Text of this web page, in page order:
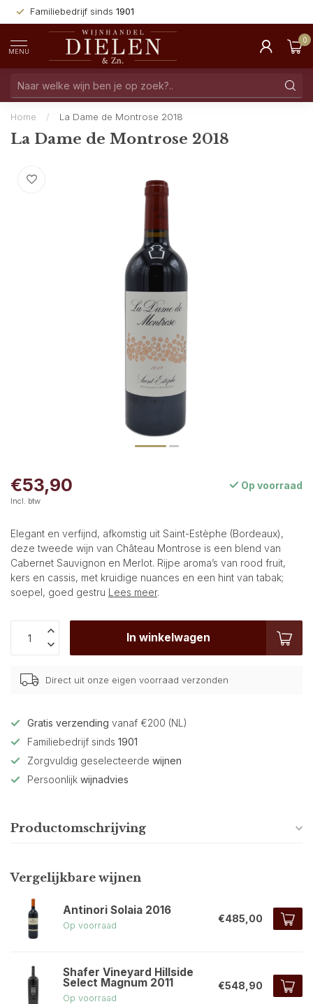
Familiebedrijf sinds 1901
MENU
0
Home / La Dame de Montrose 2018
La Dame de Montrose 2018
€53,90
Incl. btw
Op voorraad
Elegant en verfijnd, afkomstig uit Saint-Estèphe (Bordeaux),
deze tweede wijn van Château Montrose is een blend van
Cabernet Sauvignon en Merlot. Rijpe aroma’s van rood fruit,
kers en cassis, met kruidige nuances en een hint van tabak;
soepel, goed gestru Lees meer.
In winkelwagen
Direct uit onze eigen voorraad verzonden
Gratis verzending vanaf €200 (NL)
Familiebedrijf sinds 1901
Zorgvuldig geselecteerde wijnen
Persoonlijk wijnadvies
Productomschrijving
Vergelijkbare wijnen
Antinori Solaia 2016
Op voorraad
€485,00
Shafer Vineyard Hillside
Select Magnum 2011
Op voorraad
€548,90